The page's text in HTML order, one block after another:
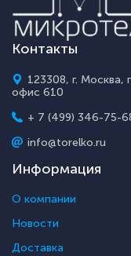
Контакты
123308, г.
офис 610
+ 7 (499) 346-75-
info@torelko.ru
Информация
О компании
Новости
Доставка